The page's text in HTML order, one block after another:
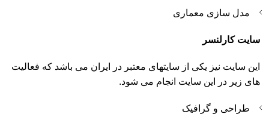
مدل سازی معماری
سایت کارلنسر
این سایت نیز یکی از سایتهای معتبر در ایران می باشد که فعالیت
های زیر در این سایت انجام می شود.
طراحی و گرافیک